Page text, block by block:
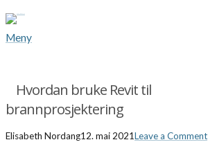
Meny
Hvordan bruke Revit til
brannprosjektering
Elisabeth Nordang12. mai 2021Leave a Comment